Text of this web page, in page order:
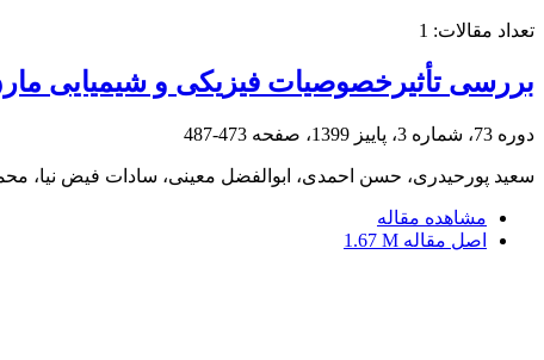
تعداد مقالات: 1
بررسی تأثیرخصوصیات فیزیکی و شیمیایی
دوره 73، شماره 3، پاییز 1399، صفحه 473-487
سعید پورحیدری، حسن احمدی، ابوالفضل معینی، سادات فیض نیا،
مشاهده مقاله
اصل مقاله 1.67 M